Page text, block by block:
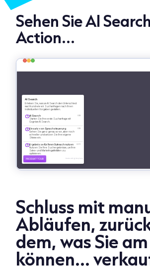
Sehen Sie AI
Action...
Schluss mit
Abläufen,
dem, was Sie
können...